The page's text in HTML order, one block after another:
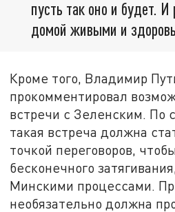
пусть так оно и будет. И
домой живыми и
Кроме того, Владимир
прокомментировал
встречи с Зеленским. По
такая встреча должна
точкой переговоров,
бесконечного
Минскими процессами.
необязательно должна